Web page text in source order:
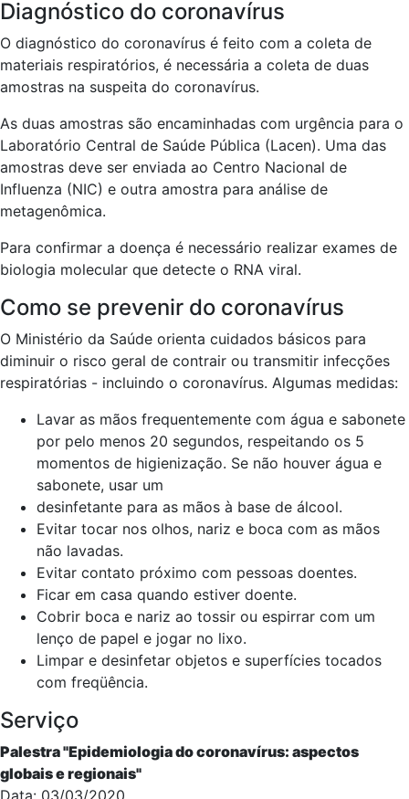
Diagnóstico do coronavírus
O diagnóstico do coronavírus é feito com a coleta de
materiais respiratórios, é necessária a coleta de duas
amostras na suspeita do coronavírus.
As duas amostras são encaminhadas com urgência para o
Laboratório Central de Saúde Pública (Lacen). Uma das
amostras deve ser enviada ao Centro Nacional de
Influenza (NIC) e outra amostra para análise de
metagenômica.
Para confirmar a doença é necessário realizar exames de
biologia molecular que detecte o RNA viral.
Como se prevenir do coronavírus
O Ministério da Saúde orienta cuidados básicos para
diminuir o risco geral de contrair ou transmitir infecções
respiratórias - incluindo o coronavírus. Algumas medidas:
Lavar as mãos frequentemente com água e sabonete
por pelo menos 20 segundos, respeitando os 5
momentos de higienização. Se não houver água e
sabonete, usar um
desinfetante para as mãos à base de álcool.
Evitar tocar nos olhos, nariz e boca com as mãos
não lavadas.
Evitar contato próximo com pessoas doentes.
Ficar em casa quando estiver doente.
Cobrir boca e nariz ao tossir ou espirrar com um
lenço de papel e jogar no lixo.
Limpar e desinfetar objetos e superfícies tocados
com freqüência.
Serviço
Palestra "Epidemiologia do coronavírus: aspectos
globais e regionais"